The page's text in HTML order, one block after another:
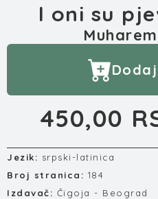
I oni su
450,00
Jezik: srpski-latinica
Broj stranica: 184
Izdavač: Čigoja - Beograd